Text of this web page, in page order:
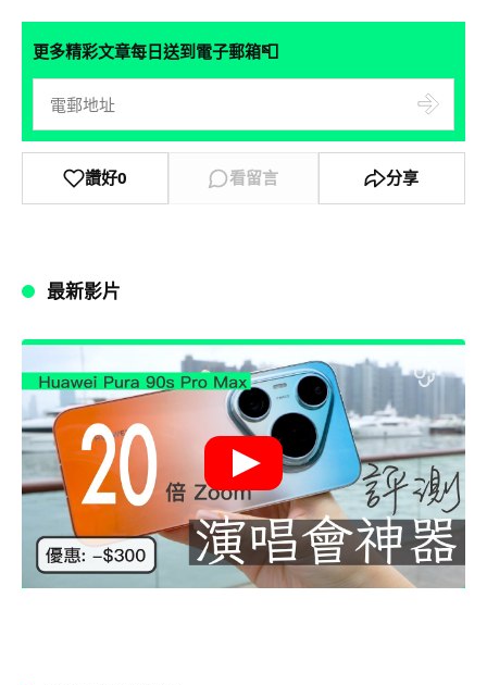
更多精彩文章每日送到電子郵箱📮
讚好0 看留言 分享
最新影片